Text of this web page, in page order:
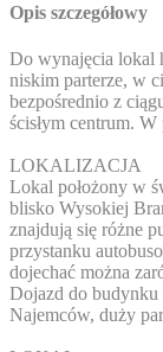
Opis szczegółowy
Do wynajęcia lokal
niskim parterze, w
bezpośrednio z
ścisłym centrum.
LOKALIZACJA
Lokal położony w
blisko Wysokiej
znajdują się różne
przystanku
dojechać można
Dojazd do budynku
Najemców, duży